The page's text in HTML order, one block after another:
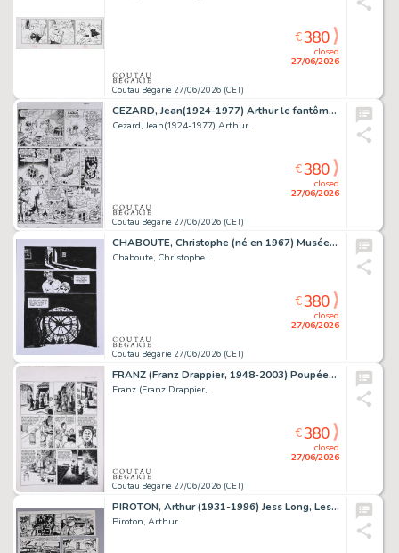
Coutau Bégarie 27/06/2026 (CET)
closed
27/06/2026
€380
CEZARD, Jean(1924-1977) Arthur le fantôme, Arthur le...
Cezard, Jean(1924-1977) Arthur...
Coutau Bégarie 27/06/2026 (CET)
closed
27/06/2026
€380
CHABOUTE, Christophe (né en 1967) Musée, planche 102....
Chaboute, Christophe...
Coutau Bégarie 27/06/2026 (CET)
closed
27/06/2026
€380
FRANZ (Franz Drappier, 1948-2003) Poupées d’ivoire...
Franz (Franz Drappier,...
Coutau Bégarie 27/06/2026 (CET)
closed
27/06/2026
€380
PIROTON, Arthur (1931-1996) Jess Long, Les nouveaux...
Piroton, Arthur...